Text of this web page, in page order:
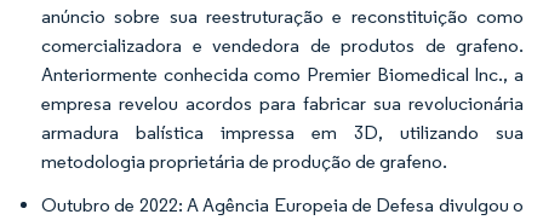
anúncio sobre sua reestruturação e reconstituição como
comercializadora e vendedora de produtos de grafeno.
Anteriormente conhecida como Premier Biomedical Inc., a
empresa revelou acordos para fabricar sua revolucionária
armadura balística impressa em 3D, utilizando sua
metodologia proprietária de produção de grafeno.
Outubro de 2022: A Agência Europeia de Defesa divulgou o